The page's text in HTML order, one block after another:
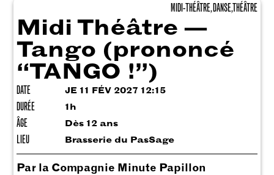
MIDI-THÉÂTRE, DANSE, THÉÂTRE
Midi Théâtre —
Tango (prononcé
“TANGO !”)
DATE JE 11 FÉV 2027 12:15
DURÉE 1h
ÂGE Dès 12 ans
LIEU Brasserie du PasSage
Par la Compagnie Minute Papillon